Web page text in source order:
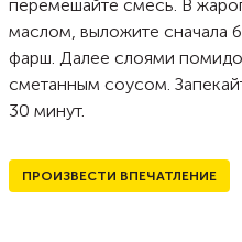
перемешайте смесь. В
маслом, выложите сначала
фарш. Далее слоями
сметанным соусом.
30 минут.
ПРОИЗВЕСТИ ВПЕЧАТЛЕНИЕ